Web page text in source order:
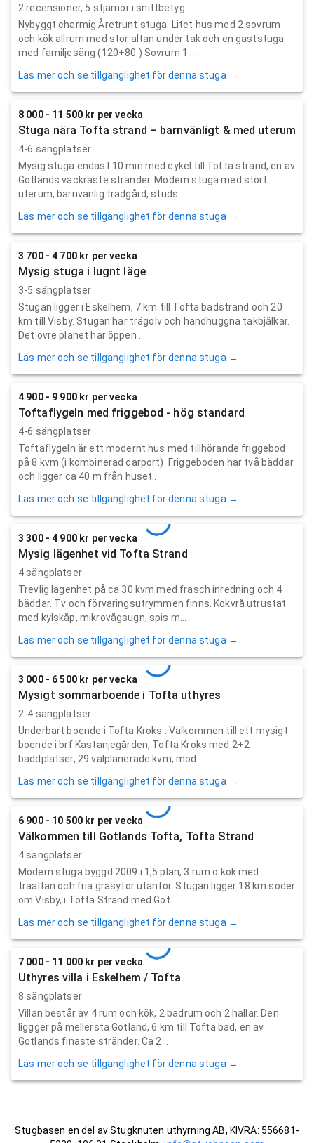
2 recensioner, 5 stjärnor i snittbetyg
Nybyggt charmig Åretrunt stuga. Litet hus med 2 sovrum
och kök allrum med stor altan under tak och en gäststuga
med familjesäng (120+80 ) Sovrum 1 ...
Läs mer och se tillgänglighet för denna stuga →
8 000 - 11 500 kr per vecka
Stuga nära Tofta strand – barnvänligt & med uterum
4-6 sängplatser
Mysig stuga endast 10 min med cykel till Tofta strand, en av
Gotlands vackraste stränder. Modern stuga med stort
uterum, barnvänlig trädgård, studs...
Läs mer och se tillgänglighet för denna stuga →
3 700 - 4 700 kr per vecka
Mysig stuga i lugnt läge
3-5 sängplatser
Stugan ligger i Eskelhem, 7 km till Tofta badstrand och 20
km till Visby. Stugan har trägolv och handhuggna takbjälkar.
Det övre planet har öppen ...
Läs mer och se tillgänglighet för denna stuga →
4 900 - 9 900 kr per vecka
Toftaflygeln med friggebod - hög standard
4-6 sängplatser
Toftaflygeln är ett modernt hus med tillhörande friggebod
på 8 kvm (i kombinerad carport). Friggeboden har två bäddar
och ligger ca 40 m från huset...
Läs mer och se tillgänglighet för denna stuga →
3 300 - 4 900 kr per vecka
Mysig lägenhet vid Tofta Strand
4 sängplatser
Trevlig lägenhet på ca 30 kvm med fräsch inredning och 4
bäddar. Tv och förvaringsutrymmen finns. Kokvrå utrustat
med kylskåp, mikrovågsugn, spis m...
Läs mer och se tillgänglighet för denna stuga →
3 000 - 6 500 kr per vecka
Mysigt sommarboende i Tofta uthyres
2-4 sängplatser
Underbart boende i Tofta Kroks.. Välkommen till ett mysigt
boende i brf Kastanjegården, Tofta Kroks med 2+2
bäddplatser, 29 välplanerade kvm, mod...
Läs mer och se tillgänglighet för denna stuga →
6 900 - 10 500 kr per vecka
Välkommen till Gotlands Tofta, Tofta Strand
4 sängplatser
Modern stuga byggd 2009 i 1,5 plan, 3 rum o kök med
träaltan och fria gräsytor utanför. Stugan ligger 18 km söder
om Visby, i Tofta Strand med Got...
Läs mer och se tillgänglighet för denna stuga →
7 000 - 11 000 kr per vecka
Uthyres villa i Eskelhem / Tofta
8 sängplatser
Villan består av 4 rum och kök, 2 badrum och 2 hallar. Den
liggger på mellersta Gotland, 6 km till Tofta bad, en av
Gotlands finaste stränder. Ca 2...
Läs mer och se tillgänglighet för denna stuga →
Stugbasen en del av Stugknuten uthyrning AB, KIVRA: 556681-